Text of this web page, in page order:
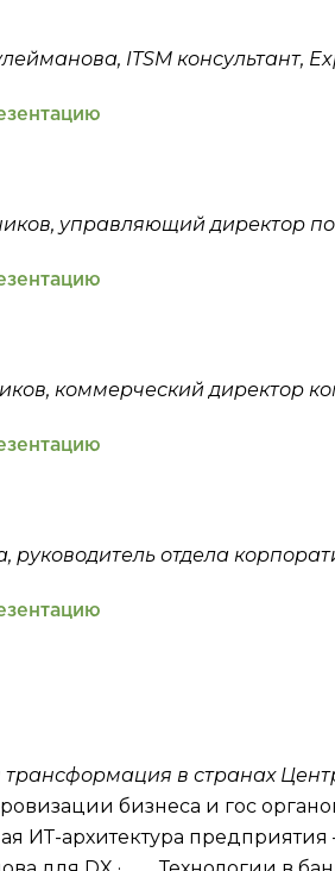
ITSM консультант,
управляющий директор
коммерческий директор
руководитель отдела
в странах
бизнеса и гос
ИТ-архитектура